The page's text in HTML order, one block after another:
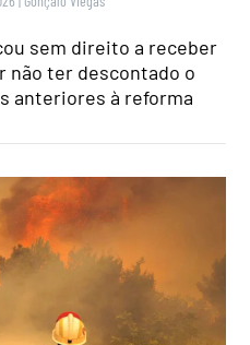
sem direito a receber
não ter descontado o
anteriores à reforma